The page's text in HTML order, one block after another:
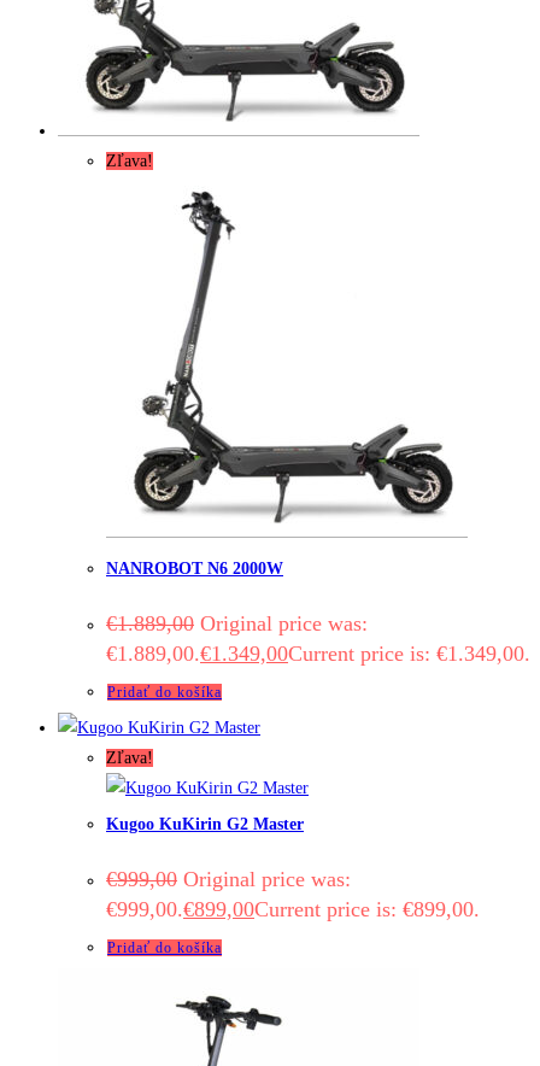
Zľava!
NANROBOT N6 2000W
€1.889,00 Original price was:
€1.889,00.€1.349,00Current price is: €1.349,00.
Pridať do košíka
Zľava!
Kugoo KuKirin G2 Master
€999,00 Original price was:
€999,00.€899,00Current price is: €899,00.
Pridať do košíka